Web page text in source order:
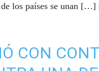
los países se unan […]
CON